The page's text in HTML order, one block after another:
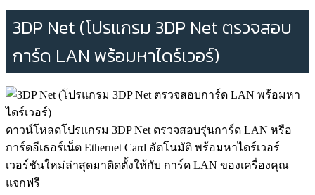
3DP Net (โปรแกรม 3DP Net ตรวจสอบ
การ์ด LAN พร้อมหาไดร์เวอร์)
ดาวน์โหลดโปรแกรม 3DP Net ตรวจสอบรุ่นการ์ด LAN หรือ
การ์ดอีเธอร์เน็ต Ethernet Card อัตโนมัติ พร้อมหาไดร์เวอร์
เวอร์ชันใหม่ล่าสุดมาติดตั้งให้กับ การ์ด LAN ของเครื่องคุณ
แจกฟรี